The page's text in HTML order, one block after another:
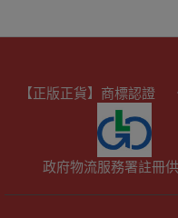
【正版正貨】商標認證
政府物流服務署註冊